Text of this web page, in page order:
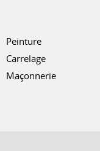
Peinture
Carrelage
Maçonnerie